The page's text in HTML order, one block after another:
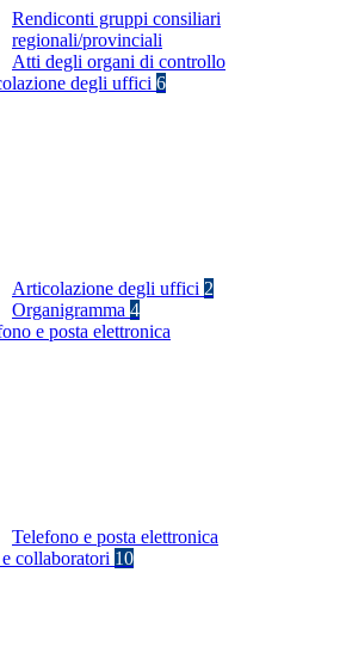
Rendiconti gruppi consiliari
regionali/provinciali
Atti degli organi di controllo
degli uffici 6
Articolazione degli uffici 2
Organigramma 4
e posta elettronica
Telefono e posta elettronica
collaboratori 10